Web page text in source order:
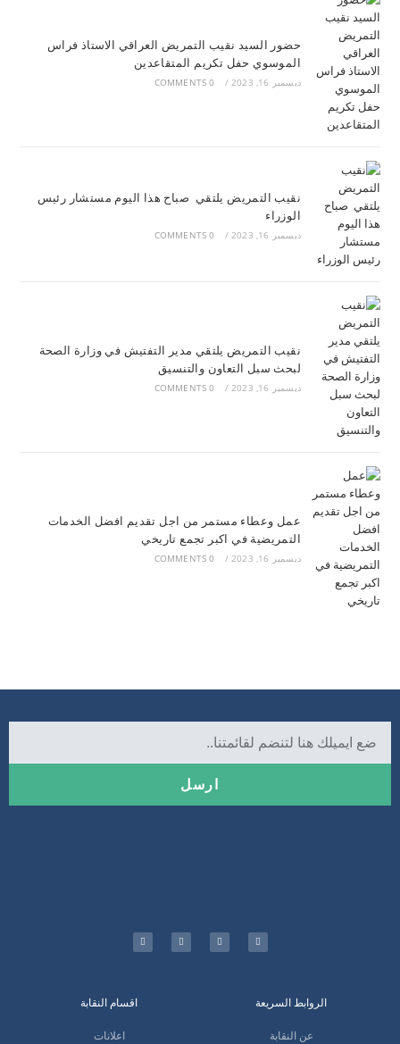
حضور السيد نقيب التمريض العراقي الاستاذ فراس
الموسوي حفل تكريم المتقاعدين
ديسمبر 16, 2023 /
0 COMMENTS
نقيب التمريض يلتقي صباح هذا اليوم مستشار رئيس
الوزراء
ديسمبر 16, 2023 /
0 COMMENTS
نقيب التمريض يلتقي مدير التفتيش في وزارة الصحة
لبحث سبل التعاون والتنسيق
ديسمبر 16, 2023 /
0 COMMENTS
عمل وعطاء مستمر من اجل تقديم افضل الخدمات
التمريضية في اكبر تجمع تاريخي
ديسمبر 16, 2023 /
0 COMMENTS
ارسل
الروابط السريعة
عن النقابة
اقسام النقابة
اعلانات